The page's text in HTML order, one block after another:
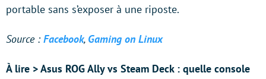
portable sans s’exposer à une riposte.
Source : Facebook, Gaming on Linux
À lire > Asus ROG Ally vs Steam Deck : quelle console